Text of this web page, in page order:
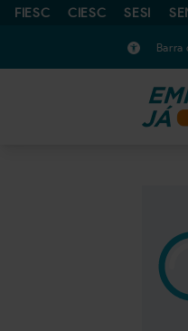
FIESC CIESC SESI
Barra